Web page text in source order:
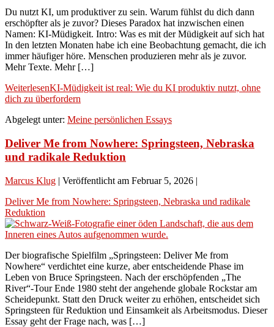
Du nutzt KI, um produktiver zu sein. Warum fühlst du dich dann
erschöpfter als je zuvor? Dieses Paradox hat inzwischen einen
Namen: KI-Müdigkeit. Intro: Was es mit der Müdigkeit auf sich hat
In den letzten Monaten habe ich eine Beobachtung gemacht, die ich
immer häufiger höre. Menschen produzieren mehr als je zuvor.
Mehr Texte. Mehr […]
WeiterlesenKI-Müdigkeit ist real: Wie du KI produktiv nutzt, ohne
dich zu überfordern
Abgelegt unter: Meine persönlichen Essays
Deliver Me from Nowhere: Springsteen, Nebraska
und radikale Reduktion
Marcus Klug | Veröffentlicht am Februar 5, 2026 |
Deliver Me from Nowhere: Springsteen, Nebraska und radikale
Reduktion
Der biografische Spielfilm „Springsteen: Deliver Me from
Nowhere“ verdichtet eine kurze, aber entscheidende Phase im
Leben von Bruce Springsteen. Nach der erschöpfenden „The
River“-Tour Ende 1980 steht der angehende globale Rockstar am
Scheidepunkt. Statt den Druck weiter zu erhöhen, entscheidet sich
Springsteen für Reduktion und Einsamkeit als Arbeitsmodus. Dieser
Essay geht der Frage nach, was […]